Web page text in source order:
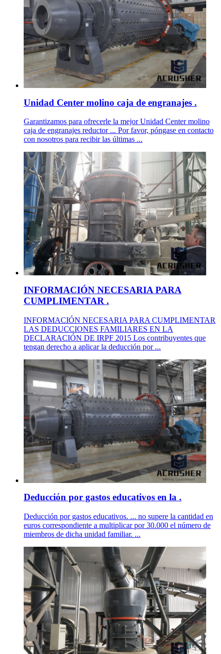
Unidad Center molino caja de engranajes .
Garantizamos para ofrecerle la mejor Unidad Center molino
caja de engranajes reductor ... Por favor, póngase en contacto
con nosotros para recibir las últimas ...
INFORMACIÓN NECESARIA PARA
CUMPLIMENTAR .
INFORMACIÓN NECESARIA PARA CUMPLIMENTAR
LAS DEDUCCIONES FAMILIARES EN LA
DECLARACIÓN DE IRPF 2015 Los contribuyentes que
tengan derecho a aplicar la deducción por ...
Deducción por gastos educativos en la .
Deducción por gastos educativos. ... no supere la cantidad en
euros correspondiente a multiplicar por 30.000 el número de
miembros de dicha unidad familiar. ...